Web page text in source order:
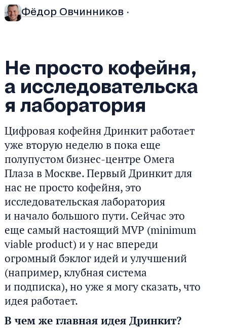
Фёдор Овчинников ·
Не просто кофейня,
а исследовательска
я лаборатория
Цифровая кофейня Дринкит работает
уже вторую неделю в пока еще
полупустом бизнес-центре Омега
Плаза в Москве. Первый Дринкит для
нас не просто кофейня, это
исследовательская лаборатория
и начало большого пути. Сейчас это
еще самый настоящий MVP (minimum
viable product) и у нас впереди
огромный бэклог идей и улучшений
(например, клубная система
и подписка), но уже я могу сказать, что
идея работает.
В чем же главная идея Дринкит?